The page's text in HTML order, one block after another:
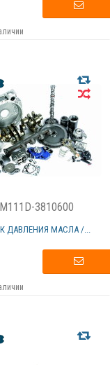
3810600
ДАВЛЕНИЯ МАСЛА /...